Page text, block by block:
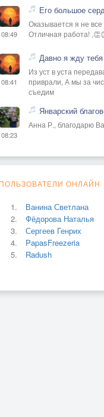
08:49
Его большое
Оказывается я не
Отличная работа!
08:41
Давно я жду
Из уст в уста
приврали, А мы за
съедим
08:23
Январский
Анна Р., благодарю
ПОЛЬЗОВАТЕЛИ ОНЛАЙН
Ванина Светлана
Фёдорова Наталья
Сергеев Генрих
PapasFreezeria
Radush